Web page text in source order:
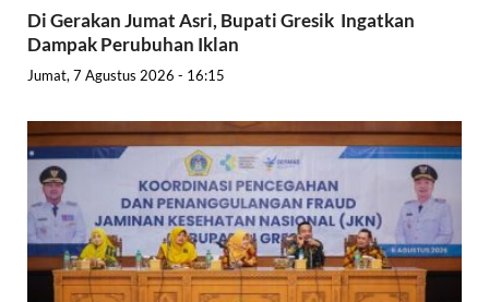
Di Gerakan Jumat Asri, Bupati Gresik Ingatkan
Dampak Perubuhan Iklan
Jumat, 7 Agustus 2026 - 16:15